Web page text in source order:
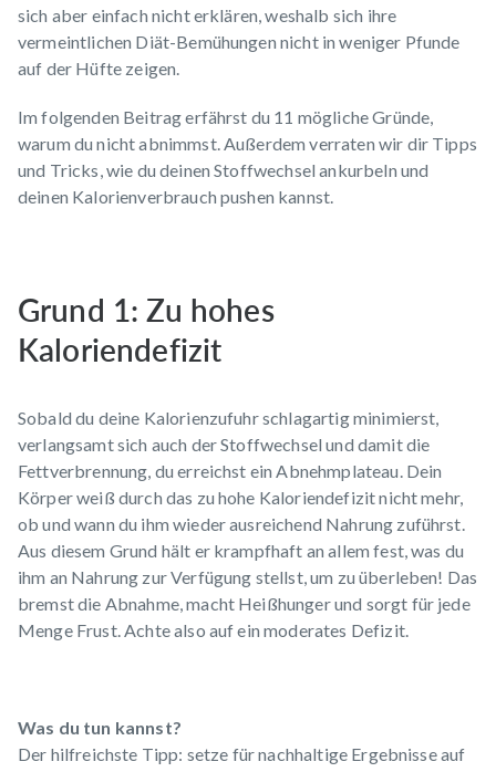
sich aber einfach nicht erklären, weshalb sich ihre
vermeintlichen Diät-Bemühungen nicht in weniger Pfunde
auf der Hüfte zeigen.
Im folgenden Beitrag erfährst du 11 mögliche Gründe,
warum du nicht abnimmst. Außerdem verraten wir dir Tipps
und Tricks, wie du deinen Stoffwechsel ankurbeln und
deinen Kalorienverbrauch pushen kannst.
Grund 1: Zu hohes
Kaloriendefizit
Sobald du deine Kalorienzufuhr schlagartig minimierst,
verlangsamt sich auch der Stoffwechsel und damit die
Fettverbrennung, du erreichst ein Abnehmplateau. Dein
Körper weiß durch das zu hohe Kaloriendefizitnicht mehr,
ob und wann du ihm wieder ausreichend Nahrung zuführst.
Aus diesem Grund hält er krampfhaft an allem fest, was du
ihm an Nahrung zur Verfügung stellst, um zu überleben! Das
bremst die Abnahme, macht Heißhunger und sorgt für jede
Menge Frust. Achte also auf ein moderates Defizit.
Was du tun kannst?
Der hilfreichste Tipp: setze für nachhaltige Ergebnisse auf